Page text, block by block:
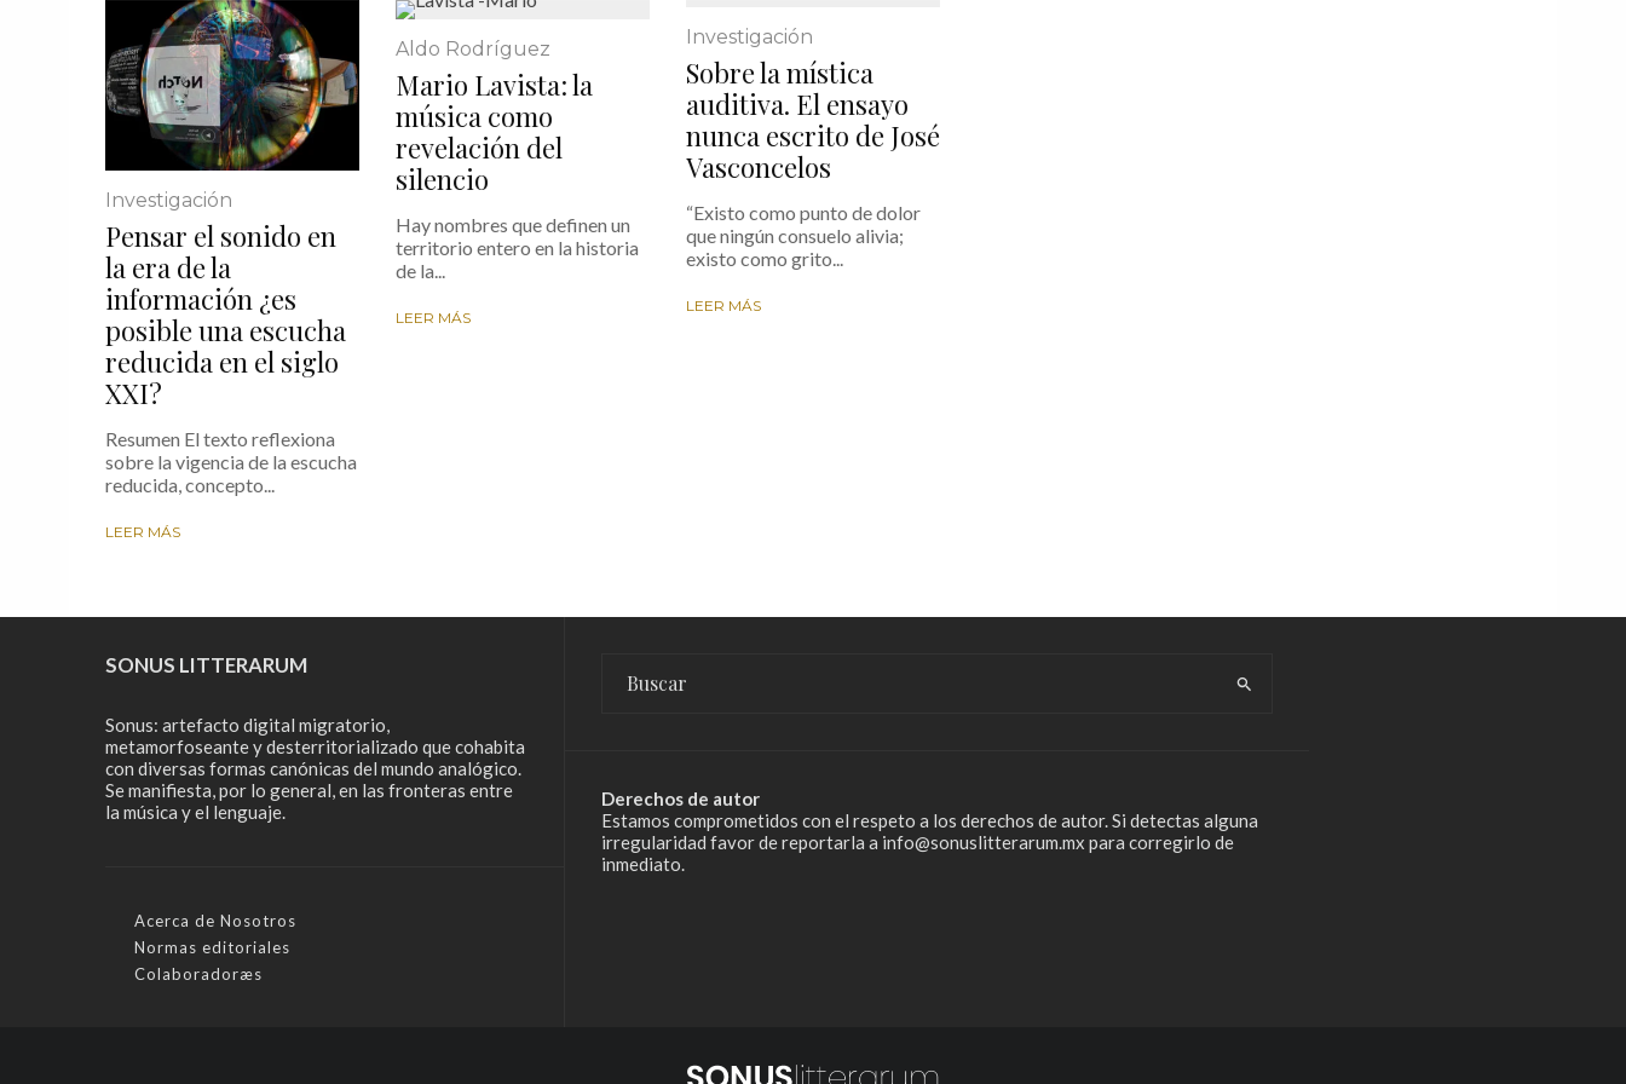
Investigación
Pensar el sonido en
la era de la
información ¿es
posible una escucha
reducida en el siglo
XXI?
Resumen El texto reflexiona
sobre la vigencia de la escucha
reducida, concepto...
LEER MÁS
Aldo Rodríguez
Mario Lavista: la
música como
revelación del
silencio
Hay nombres que definen un
territorio entero en la historia
de la...
LEER MÁS
Investigación
Sobre la mística
auditiva. El ensayo
nunca escrito de José
Vasconcelos
“Existo como punto de dolor
que ningún consuelo alivia;
existo como grito...
LEER MÁS
SONUS LITTERARUM
Sonus: artefacto digital migratorio,
metamorfoseante y desterritorializado que cohabita
con diversas formas canónicas del mundo analógico.
Se manifiesta, por lo general, en las fronteras entre
la música y el lenguaje.
Acerca de Nosotros
Normas editoriales
Colaboradoræs
Derechos de autor
Estamos comprometidos con el respeto a los derechos de autor. Si detectas alguna
irregularidad favor de reportarla a info@sonuslitterarum.mx para corregirlo de
inmediato.